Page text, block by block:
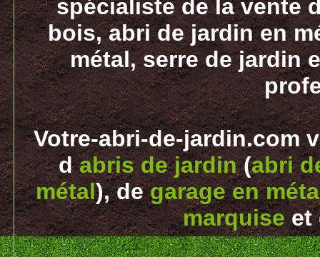
spécialiste de la vente
bois, abri de jardin en
métal, serre de jardin
Votre-abri-de-jardin.com
dabris de jardin(abri
métal), degarage en
marquiseet